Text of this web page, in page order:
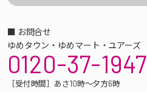
■ お問合せ
ゆめタウン・ゆめマート・ユアーズ
0120-37-1947
［受付時間］あさ10時～夕方6時